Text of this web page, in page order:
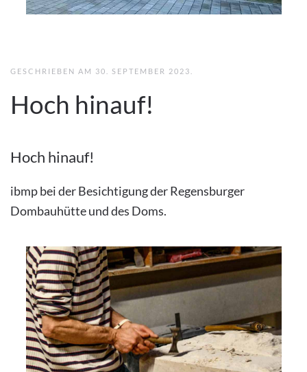
GESCHRIEBEN AM 30. SEPTEMBER 2023
Hoch hinauf!
Hoch hinauf!
ibmp bei der Besichtigung der Regensburger
Dombauhütte und des Doms.